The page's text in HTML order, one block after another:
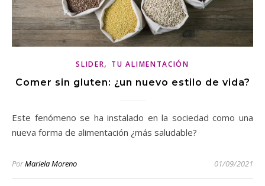
SLIDER, TU ALIMENTACIÓN
Comer sin gluten: ¿un nuevo estilo de vida?
Este fenómeno se ha instalado en la sociedad como una
nueva forma de alimentación ¿más saludable?
PorMariela Moreno 01/09/2021